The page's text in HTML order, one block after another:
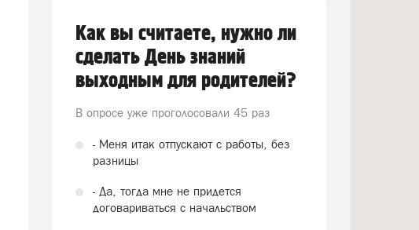
Как вы считаете, нужно ли
сделать День знаний
выходным для родителей?
В опросе уже проголосовали 45 раз
- Меня итак отпускают с работы, без
разницы
- Да, тогда мне не придется
договариваться с начальством